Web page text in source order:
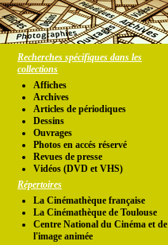
Recherches spécifiques dans les
collections
Affiches
Archives
Articles de périodiques
Dessins
Ouvrages
Photos en accés réservé
Revues de presse
Vidéos (DVD et VHS)
Répertoires
La Cinémathèque française
La Cinémathèque de Toulouse
Centre National du Cinéma et de
l'image animée